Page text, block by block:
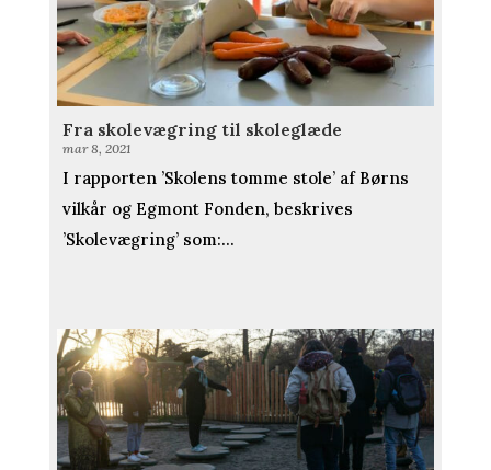
Fra skolevægring til skoleglæde
mar 8, 2021
I rapporten ’Skolens tomme stole’ af Børns
vilkår og Egmont Fonden, beskrives
’Skolevægring’ som:...